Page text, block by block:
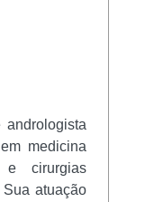
medicina
e cirurgias
atuação